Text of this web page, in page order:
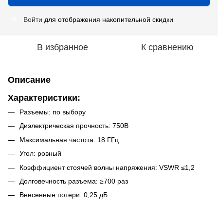
Войти для отображения накопительной скидки
В избранное К сравнению
Описание
Характеристики:
Разъемы: по выбору
Диэлектрическая прочность: 750В
Максимальная частота: 18 ГГц
Угол: ровный
Коэффициент стоячей волны напряжения: VSWR ≤1,2
Долговечность разъема: ≥700 раз
Внесенные потери: 0,25 дБ